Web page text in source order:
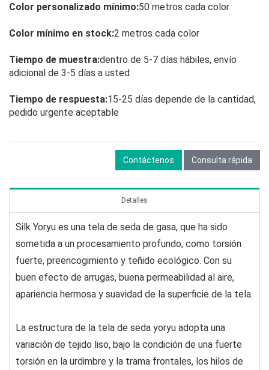
Color personalizado mínimo:50 metros cada color
Color mínimo en stock:2 metros cada color
Tiempo de muestra:dentro de 5-7 días hábiles, envío
adicional de 3-5 días a usted
Tiempo de respuesta:15-25 días depende de la cantidad,
pedido urgente aceptable
Contáctenos Consulta rápida
Detalles
Silk Yoryu es una tela de seda de gasa, que ha sido
sometida a un procesamiento profundo, como torsión
fuerte, preencogimiento y teñido ecológico. Con su
buen efecto de arrugas, buena permeabilidad al aire,
apariencia hermosa y suavidad de la superficie de la tela.
La estructura de la tela de seda yoryu adopta una
variación de tejido liso, bajo la condición de una fuerte
torsión en la urdimbre y la trama frontales, los hilos de